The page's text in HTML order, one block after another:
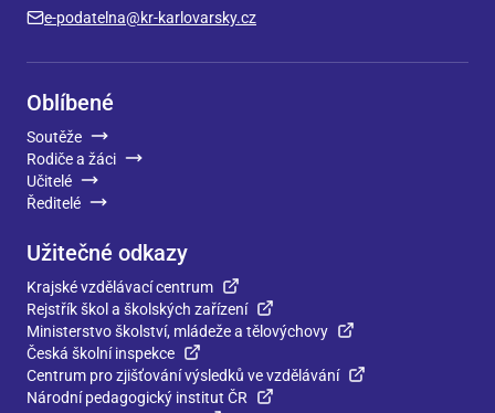
e-podatelna@kr-karlovarsky.cz
Oblíbené
Soutěže
Rodiče a žáci
Učitelé
Ředitelé
Užitečné odkazy
Krajské vzdělávací centrum
Rejstřík škol a školských zařízení
Ministerstvo školství, mládeže a tělovýchovy
Česká školní inspekce
Centrum pro zjišťování výsledků ve vzdělávání
Národní pedagogický institut ČR